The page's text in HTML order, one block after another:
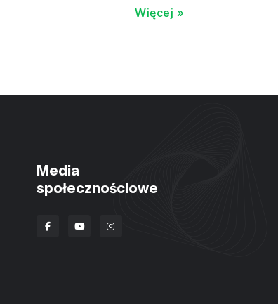
Więcej »
Media
społecznościowe